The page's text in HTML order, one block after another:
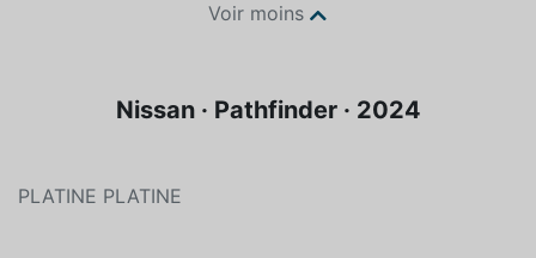
Voir moins
Nissan · Pathfinder · 2024
PLATINE PLATINE